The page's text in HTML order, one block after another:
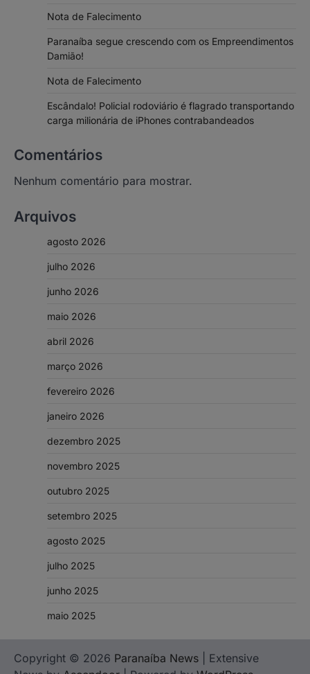
Nota de Falecimento
Paranaíba segue crescendo com os Empreendimentos
Damião!
Nota de Falecimento
Escândalo! Policial rodoviário é flagrado transportando
carga milionária de iPhones contrabandeados
Comentários
Nenhum comentário para mostrar.
Arquivos
agosto 2026
julho 2026
junho 2026
maio 2026
abril 2026
março 2026
fevereiro 2026
janeiro 2026
dezembro 2025
novembro 2025
outubro 2025
setembro 2025
agosto 2025
julho 2025
junho 2025
maio 2025
Copyright © 2026 Paranaíba News | Extensive